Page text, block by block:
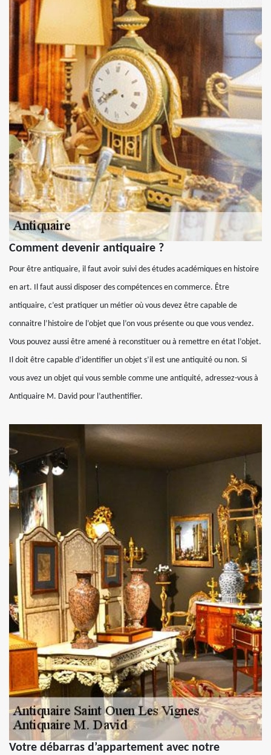
Comment devenir antiquaire ?
Pour être antiquaire, il faut avoir suivi des études académiques en histoire
en art. Il faut aussi disposer des compétences en commerce. Être
antiquaire, c’est pratiquer un métier où vous devez être capable de
connaitre l’histoire de l’objet que l’on vous présente ou que vous vendez.
Vous pouvez aussi être amené à reconstituer ou à remettre en état l’objet.
Il doit être capable d’identifier un objet s’il est une antiquité ou non. Si
vous avez un objet qui vous semble comme une antiquité, adressez-vous à
Antiquaire M. David pour l’authentifier.
Votre débarras d’appartement avec notre